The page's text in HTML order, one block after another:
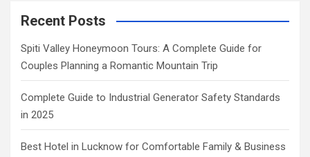
Recent Posts
Spiti Valley Honeymoon Tours: A Complete Guide for
Couples Planning a Romantic Mountain Trip
Complete Guide to Industrial Generator Safety Standards
in 2025
Best Hotel in Lucknow for Comfortable Family & Business